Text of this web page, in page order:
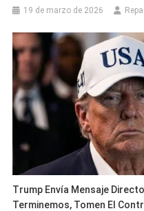
19 de marzo de 2026
Trump Envía Mensaje
Terminemos, Tomen El